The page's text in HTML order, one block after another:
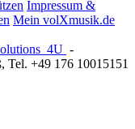
Impressum &
Mein volXmusik.de
4U -
, Tel. +49 176 10015151